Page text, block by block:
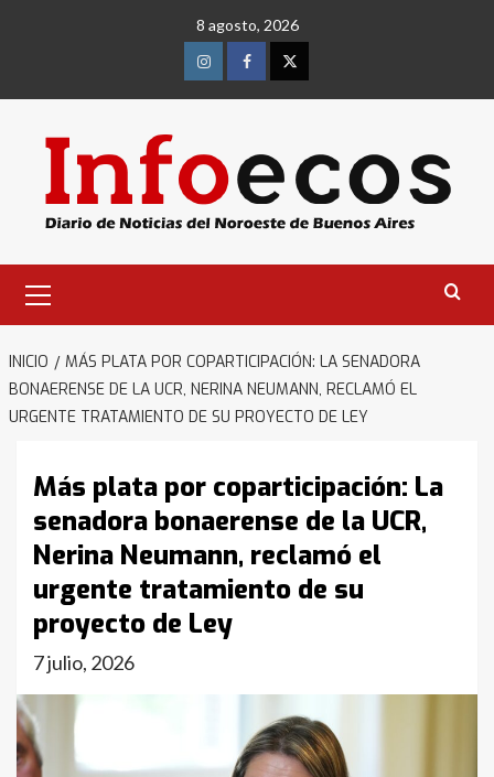
8 agosto, 2026
InstagramFacebookTwitter
primario
INICIO
MÁS PLATA POR COPARTICIPACIÓN: LA SENADORA
BONAERENSE DE LA UCR, NERINA NEUMANN, RECLAMÓ EL
URGENTE TRATAMIENTO DE SU PROYECTO DE LEY
Más plata por coparticipación: La
senadora bonaerense de la UCR,
Nerina Neumann, reclamó el
urgente tratamiento de su
proyecto de Ley
7 julio, 2026